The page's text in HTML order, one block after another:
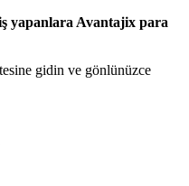
yapanlara Avantajix para
gidin ve gönlünüzce